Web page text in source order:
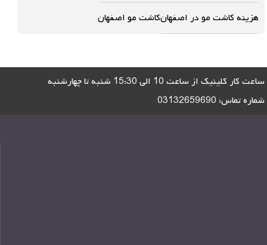
هزینه کاشت مو در اصفهانکاشت مو اصفهان
ساعت کار کلینیک از ساعت 10 الی 15:30 شنبه تا چهارشنبه
شماره تماس: 03132659690